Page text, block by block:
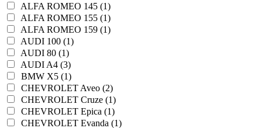
ALFA ROMEO 145 (1)
ALFA ROMEO 155 (1)
ALFA ROMEO 159 (1)
AUDI 100 (1)
AUDI 80 (1)
AUDI A4 (3)
BMW X5 (1)
CHEVROLET Aveo (2)
CHEVROLET Cruze (1)
CHEVROLET Epica (1)
CHEVROLET Evanda (1)